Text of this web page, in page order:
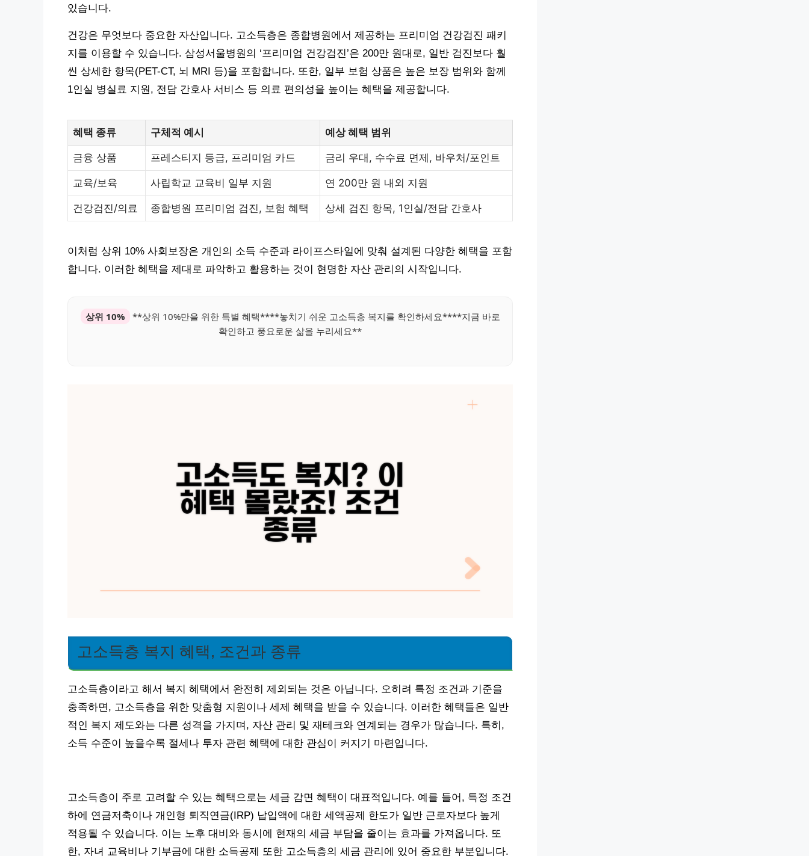
있습니다.
건강은 무엇보다 중요한 자산입니다. 고소득층은 종합병원에서 제공하는 프리미엄 건강검진 패키
지를 이용할 수 있습니다. 삼성서울병원의 ‘프리미엄 건강검진’은 200만 원대로, 일반 검진보다 훨
씬 상세한 항목(PET-CT, 뇌 MRI 등)을 포함합니다. 또한, 일부 보험 상품은 높은 보장 범위와 함께
1인실 병실료 지원, 전담 간호사 서비스 등 의료 편의성을 높이는 혜택을 제공합니다.
혜택 종류 구체적 예시 예상 혜택 범위
금융 상품 프레스티지 등급, 프리미엄 카드 금리 우대, 수수료 면제, 바우처/포인트
교육/보육 사립학교 교육비 일부 지원 연 200만 원 내외 지원
건강검진/의료 종합병원 프리미엄 검진, 보험 혜택 상세 검진 항목, 1인실/전담 간호사
이처럼 상위 10% 사회보장은 개인의 소득 수준과 라이프스타일에 맞춰 설계된 다양한 혜택을 포함
합니다. 이러한 혜택을 제대로 파악하고 활용하는 것이 현명한 자산 관리의 시작입니다.
상위 10%
**상위 10%만을 위한 특별 혜택****놓치기 쉬운 고소득층 복지를 확인하세요****지금 바로
확인하고 풍요로운 삶을 누리세요**
고소득층 복지 혜택, 조건과 종류
고소득층이라고 해서 복지 혜택에서 완전히 제외되는 것은 아닙니다. 오히려 특정 조건과 기준을
충족하면, 고소득층을 위한 맞춤형 지원이나 세제 혜택을 받을 수 있습니다. 이러한 혜택들은 일반
적인 복지 제도와는 다른 성격을 가지며, 자산 관리 및 재테크와 연계되는 경우가 많습니다. 특히,
소득 수준이 높을수록 절세나 투자 관련 혜택에 대한 관심이 커지기 마련입니다.
고소득층이 주로 고려할 수 있는 혜택으로는 세금 감면 혜택이 대표적입니다. 예를 들어, 특정 조건
하에 연금저축이나 개인형 퇴직연금(IRP) 납입액에 대한 세액공제 한도가 일반 근로자보다 높게
적용될 수 있습니다. 이는 노후 대비와 동시에 현재의 세금 부담을 줄이는 효과를 가져옵니다. 또
한, 자녀 교육비나 기부금에 대한 소득공제 또한 고소득층의 세금 관리에 있어 중요한 부분입니다.